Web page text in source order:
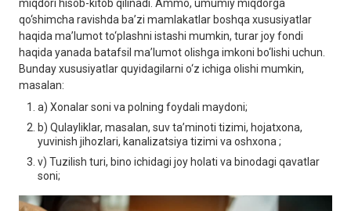
miqdori hisob-kitob qilinadi. Аmmo, umumiy miqdorga
qo‘shimcha ravishda baʼzi mamlakatlar boshqa xususiyatlar
haqida maʼlumot to‘plashni istashi mumkin, turar joy fondi
haqida yanada batafsil maʼlumot olishga imkoni bo‘lishi uchun.
Bunday xususiyatlar quyidagilarni o‘z ichiga olishi mumkin,
masalan:
a) Xonalar soni va polning foydali maydoni;
b) Qulayliklar, masalan, suv taʼminoti tizimi, hojatxona,
yuvinish jihozlari, kanalizatsiya tizimi va oshxona ;
v) Tuzilish turi, bino ichidagi joy holati va binodagi qavatlar
soni;